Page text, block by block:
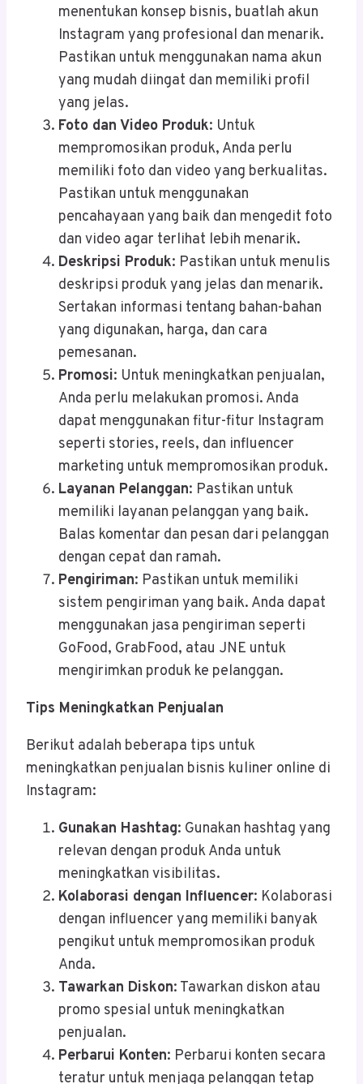
menentukan konsep bisnis, buatlah akun
Instagram yang profesional dan menarik.
Pastikan untuk menggunakan nama akun
yang mudah diingat dan memiliki profil
yang jelas.
Foto dan Video Produk: Untuk
mempromosikan produk, Anda perlu
memiliki foto dan video yang berkualitas.
Pastikan untuk menggunakan
pencahayaan yang baik dan mengedit foto
dan video agar terlihat lebih menarik.
Deskripsi Produk: Pastikan untuk menulis
deskripsi produk yang jelas dan menarik.
Sertakan informasi tentang bahan-bahan
yang digunakan, harga, dan cara
pemesanan.
Promosi: Untuk meningkatkan penjualan,
Anda perlu melakukan promosi. Anda
dapat menggunakan fitur-fitur Instagram
seperti stories, reels, dan influencer
marketing untuk mempromosikan produk.
Layanan Pelanggan: Pastikan untuk
memiliki layanan pelanggan yang baik.
Balas komentar dan pesan dari pelanggan
dengan cepat dan ramah.
Pengiriman: Pastikan untuk memiliki
sistem pengiriman yang baik. Anda dapat
menggunakan jasa pengiriman seperti
GoFood, GrabFood, atau JNE untuk
mengirimkan produk ke pelanggan.
Tips Meningkatkan Penjualan
Berikut adalah beberapa tips untuk
meningkatkan penjualan bisnis kuliner online di
Instagram:
Gunakan Hashtag: Gunakan hashtag yang
relevan dengan produk Anda untuk
meningkatkan visibilitas.
Kolaborasi dengan Influencer: Kolaborasi
dengan influencer yang memiliki banyak
pengikut untuk mempromosikan produk
Anda.
Tawarkan Diskon: Tawarkan diskon atau
promo spesial untuk meningkatkan
penjualan.
Perbarui Konten: Perbarui konten secara
teratur untuk menjaga pelanggan tetap